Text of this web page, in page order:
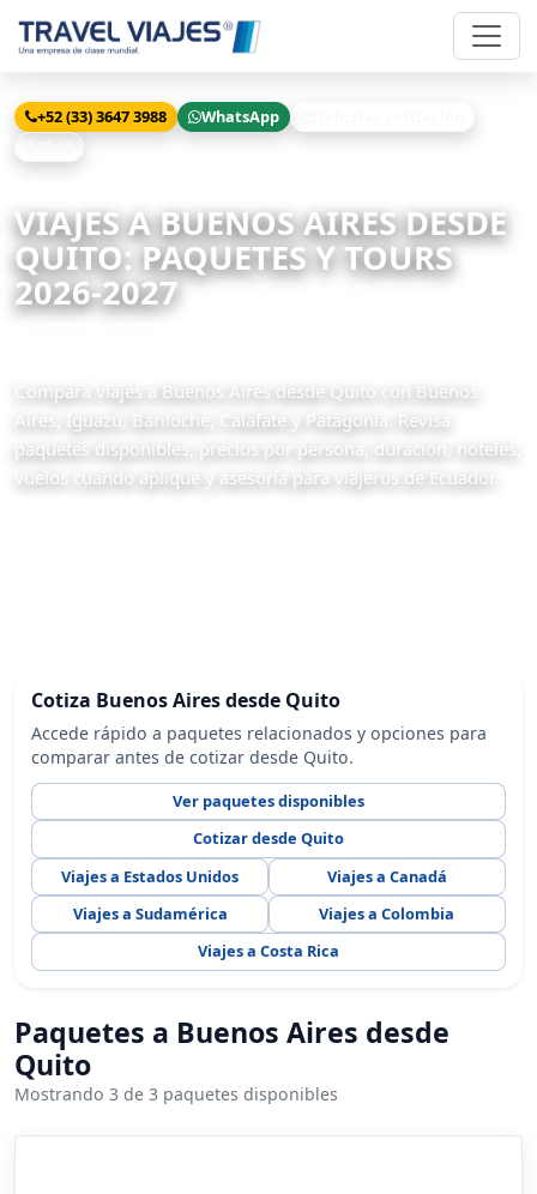
+52 (33) 3647 3988 WhatsApp
VIAJES A BUENOS AIRES DESDE
QUITO: PAQUETES Y TOURS
2026-2027
Compara viajes a Buenos Aires desde Quito con Buenos
Aires, Iguazú, Bariloche, Calafate y Patagonia. Revisa
paquetes disponibles, precios por persona, duración, hoteles,
vuelos cuando aplique y asesoría para viajeros de Ecuador.
Cotiza Buenos Aires desde Quito
Accede rápido a paquetes relacionados y opciones para
comparar antes de cotizar desde Quito.
Ver paquetes disponibles
Cotizar desde Quito
Viajes a Estados Unidos
Viajes a Canadá
Viajes a Sudamérica
Viajes a Colombia
Viajes a Costa Rica
Paquetes a Buenos Aires desde
Quito
Mostrando 3 de 3 paquetes disponibles